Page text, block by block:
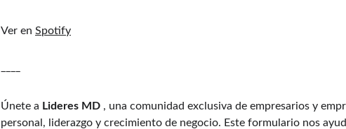
Ver en ⁠Spotify⁠
Únete a Lideres MD , una comunidad exclusiva de empresarios y
personal, liderazgo y crecimiento de negocio. Este formulario nos